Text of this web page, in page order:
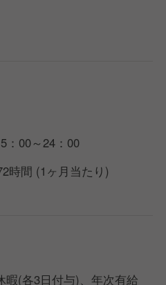
00～24：00
時間 (1ヶ月当たり)
暇(各3日付与)、年次有給